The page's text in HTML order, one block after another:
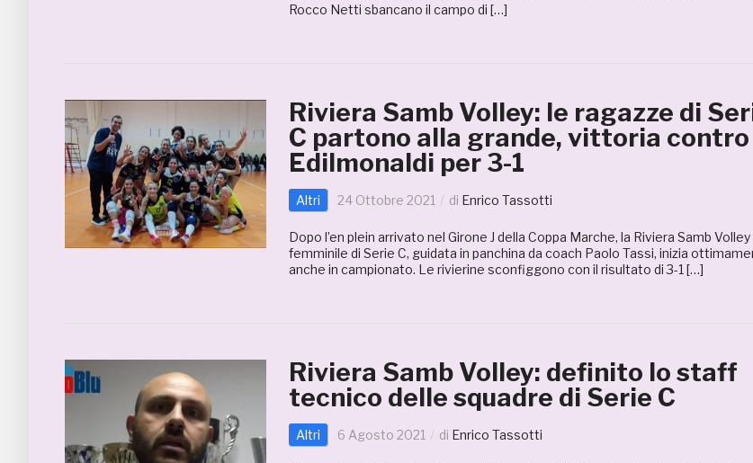
Rocco Netti sbancano il campo di […]
Riviera Samb Volley: le ragazze di
C partono alla grande, vittoria contro
Edilmonaldi per 3-1
Altri 24 Ottobre 2021 di Enrico Tassotti
Dopo l’en plein arrivato nel Girone J della Coppa Marche, la Riviera Samb Volley
femminile di Serie C, guidata in panchina da coach Paolo Tassi, inizia
anche in campionato. Le rivierine sconfiggono con il risultato di 3-1 […]
Riviera Samb Volley: definito lo staff
tecnico delle squadre di Serie C
Altri 6 Agosto 2021 di Enrico Tassotti